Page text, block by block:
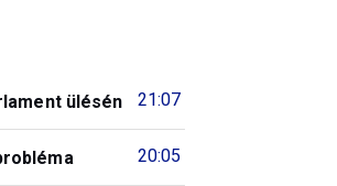
21:07
ülésén
20:05